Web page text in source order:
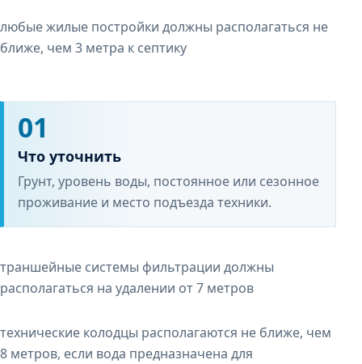
любые жилые постройки должны располагаться не
ближе, чем 3 метра к септику
01
Что уточнить
Грунт, уровень воды, постоянное или сезонное
проживание и место подъезда техники.
траншейные системы фильтрации должны
располагаться на удалении от 7 метров
технические колодцы располагаются не ближе, чем
8 метров, если вода предназначена для